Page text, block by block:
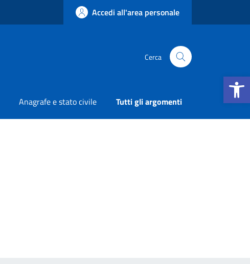
Apri la
Accedi all'area personale
Cerca
Anagrafe e stato civile Tutti gli argomenti